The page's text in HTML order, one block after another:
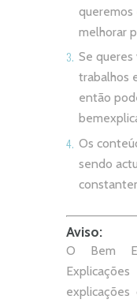
melhorar
Se
trabalhos
então
Os
sendo
Aviso:
O Bem